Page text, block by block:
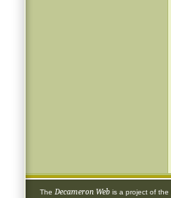
The Decameron Web is a project of the